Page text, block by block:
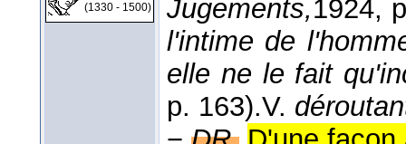
(1330 - 1500)
Jugements,1924,
l'intime de
elle ne le fait
p. 163).V.